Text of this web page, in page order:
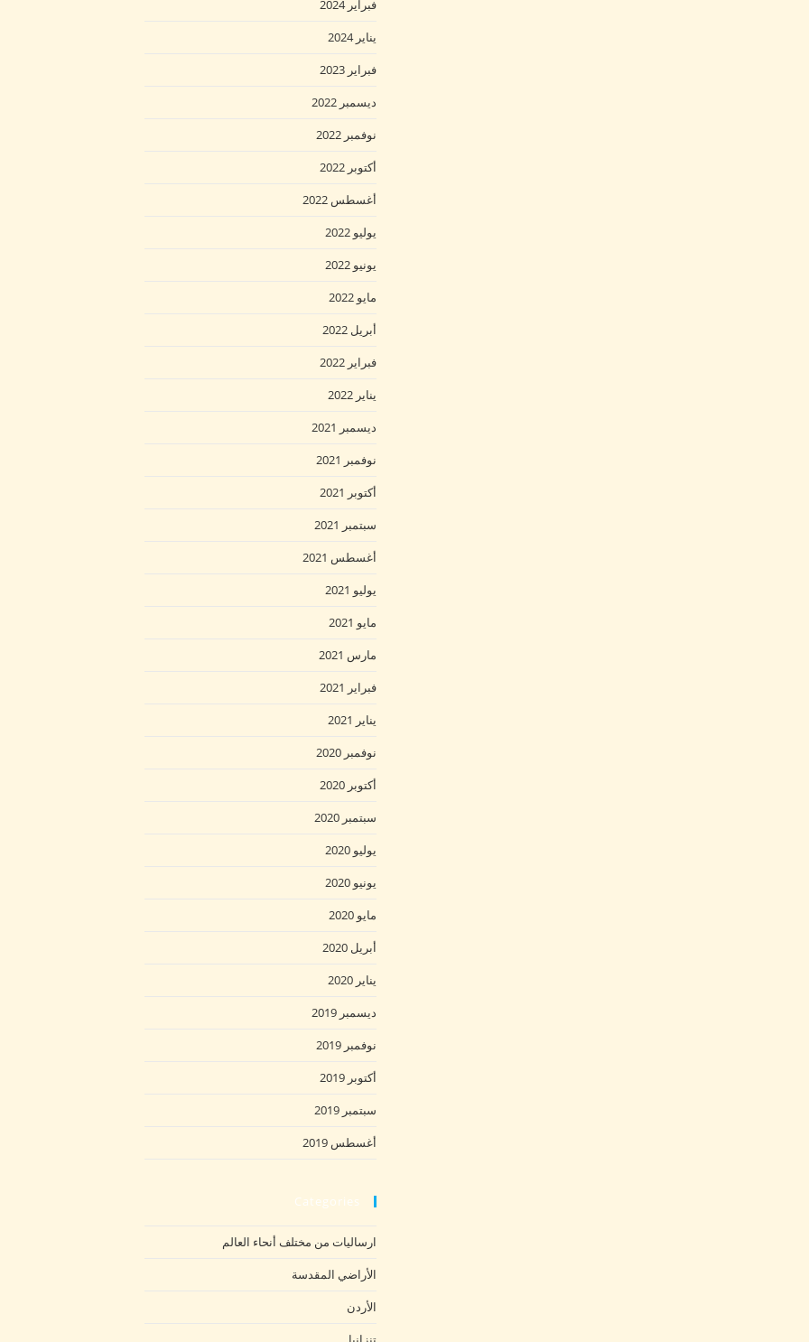
فبراير 2024
يناير 2024
فبراير 2023
ديسمبر 2022
نوفمبر 2022
أكتوبر 2022
أغسطس 2022
يوليو 2022
يونيو 2022
مايو 2022
أبريل 2022
فبراير 2022
يناير 2022
ديسمبر 2021
نوفمبر 2021
أكتوبر 2021
سبتمبر 2021
أغسطس 2021
يوليو 2021
مايو 2021
مارس 2021
فبراير 2021
يناير 2021
نوفمبر 2020
أكتوبر 2020
سبتمبر 2020
يوليو 2020
يونيو 2020
مايو 2020
أبريل 2020
يناير 2020
ديسمبر 2019
نوفمبر 2019
أكتوبر 2019
سبتمبر 2019
أغسطس 2019
Categories
ارساليات من مختلف أنحاء العالم
الأراضي المقدسة
الأردن